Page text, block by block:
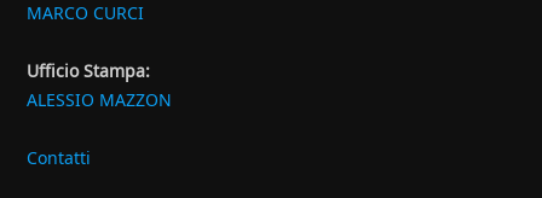
MARCO CURCI
Ufficio Stampa:
ALESSIO MAZZON
Contatti